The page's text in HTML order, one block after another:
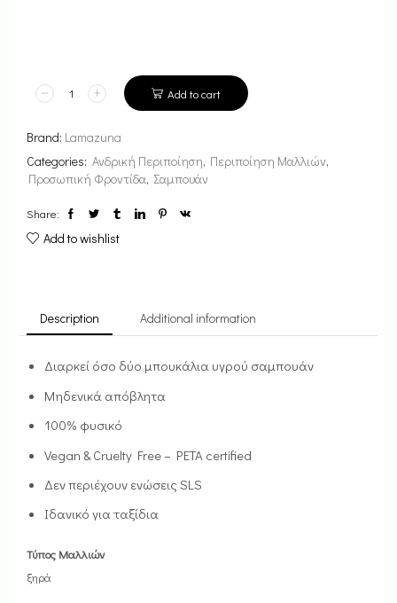
Add to cart
Brand: Lamazuna
Categories: Ανδρική Περιποίηση, Περιποίηση Μαλλιών,
Προσωπική Φροντίδα, Σαμπουάν
Share:
Add to wishlist
Description Additional information
Διαρκεί όσο δύο μπουκάλια υγρού σαμπουάν
Μηδενικά απόβλητα
100% φυσικό
Vegan & Cruelty Free – PETA certified
Δεν περιέχουν ενώσεις SLS
Ιδανικό για ταξίδια
Τύπος Μαλλιών
ξηρά